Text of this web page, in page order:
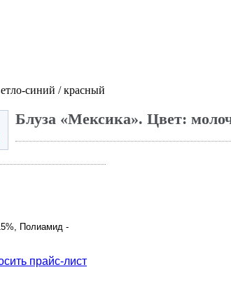
синий / красный
Блуза «Мексика». Цвет:
Полиамид -
прайс-лист